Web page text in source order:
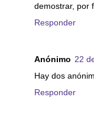
demostrar, por
Responder
Anónimo 22
Hay dos
Responder